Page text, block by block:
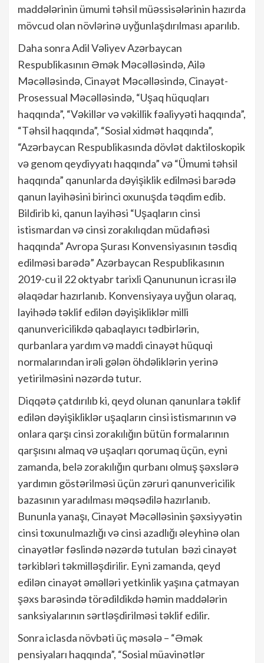
maddələrinin ümumi təhsil müəssisələrinin hazırda
mövcud olan növlərinə uyğunlaşdırılması aparılıb.
Daha sonra Adil Vəliyev Azərbaycan
Respublikasının Əmək Məcəlləsində, Ailə
Məcəlləsində, Cinayət Məcəlləsində, Cinayət-
Prosessual Məcəlləsində, “Uşaq hüquqları
haqqında”, “Vəkillər və vəkillik fəaliyyəti haqqında”,
“Təhsil haqqında”, “Sosial xidmət haqqında”,
“Azərbaycan Respublikasında dövlət daktiloskopik
və genom qeydiyyatı haqqında” və “Ümumi təhsil
haqqında” qanunlarda dəyişiklik edilməsi barədə
qanun layihəsini birinci oxunuşda təqdim edib.
Bildirib ki, qanun layihəsi “Uşaqların cinsi
istismardan və cinsi zorakılıqdan müdafiəsi
haqqında” Avropa Şurası Konvensiyasının təsdiq
edilməsi barədə” Azərbaycan Respublikasının
2019-cu il 22 oktyabr tarixli Qanununun icrası ilə
əlaqədar hazırlanıb. Konvensiyaya uyğun olaraq,
layihədə təklif edilən dəyişikliklər milli
qanunvericilikdə qabaqlayıcı tədbirlərin,
qurbanlara yardım və maddi cinayət hüquqi
normalarından irəli gələn öhdəliklərin yerinə
yetirilməsini nəzərdə tutur.
Diqqətə çatdırılıb ki, qeyd olunan qanunlara təklif
edilən dəyişikliklər uşaqların cinsi istismarının və
onlara qarşı cinsi zorakılığın bütün formalarının
qarşısını almaq və uşaqları qorumaq üçün, eyni
zamanda, belə zorakılığın qurbanı olmuş şəxslərə
yardımın göstərilməsi üçün zəruri qanunvericilik
bazasının yaradılması məqsədilə hazırlanıb.
Bununla yanaşı, Cinayət Məcəlləsinin şəxsiyyətin
cinsi toxunulmazlığı və cinsi azadlığı əleyhinə olan
cinayətlər fəslində nəzərdə tutulan bəzi cinayət
tərkibləri təkmilləşdirilir. Eyni zamanda, qeyd
edilən cinayət əməlləri yetkinlik yaşına çatmayan
şəxs barəsində törədildikdə həmin maddələrin
sanksiyalarının sərtləşdirilməsi təklif edilir.
Sonra iclasda növbəti üç məsələ – “Əmək
pensiyaları haqqında”, “Sosial müavinətlər